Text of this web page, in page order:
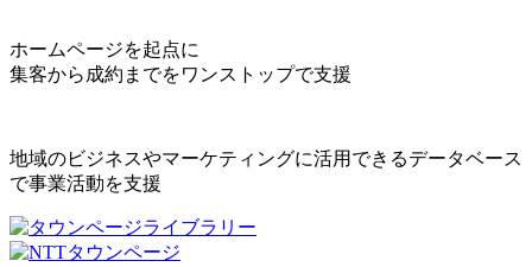
ホームページを起点に
集客から成約までをワンストップで支援
地域のビジネスやマーケティングに活用できるデータベース
で事業活動を支援